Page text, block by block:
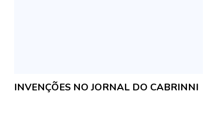
INVENÇÕES NO JORNAL DO CABRINNI